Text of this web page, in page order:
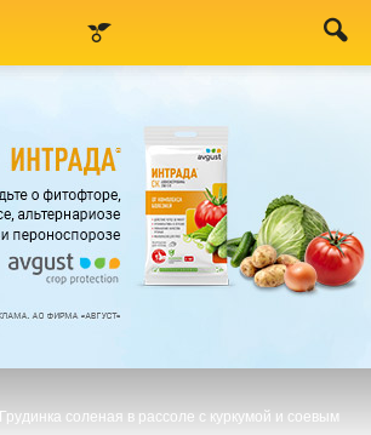
Грудинка соленая в рассоле с куркумой и соевым